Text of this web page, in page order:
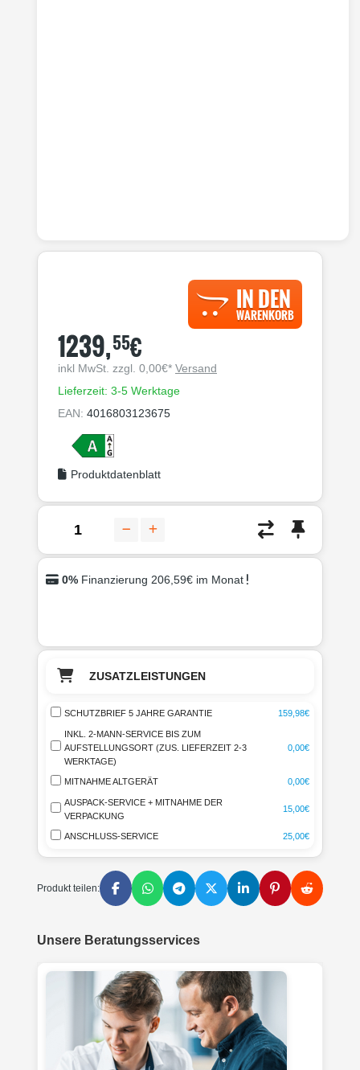
IN DEN
WARENKORB
1239,55€
inkl MwSt. zzgl. 0,00€* Versand
Lieferzeit: 3-5 Werktage
EAN: 4016803123675
Produktdatenblatt
0% Finanzierung 206,59€ im Monat
ZUSATZLEISTUNGEN
SCHUTZBRIEF 5 JAHRE GARANTIE 159,98€
INKL. 2-MANN-SERVICE BIS ZUM
AUFSTELLUNGSORT (ZUS. LIEFERZEIT 2-3
WERKTAGE)
0,00€
MITNAHME ALTGERÄT 0,00€
AUSPACK-SERVICE + MITNAHME DER
VERPACKUNG
15,00€
ANSCHLUSS-SERVICE 25,00€
Produkt teilen:
Unsere Beratungsservices